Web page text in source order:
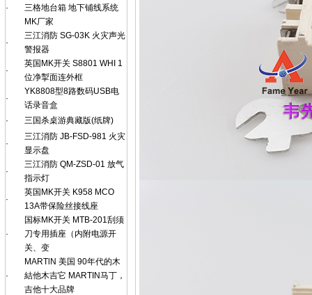
·
三格地台箱 地下铺线系统
MK厂家
·
三江消防 SG-03K 火灾声光
警报器
·
英国MK开关 S8801 WHI 1
位净掣面连外框
·
YK8808型8路数码USB电
话录音盒
·
三国杀桌游典藏版(纸牌)
·
三江消防 JB-FSD-981 火灾
显示盘
·
三江消防 QM-ZSD-01 放气
指示灯
·
英国MK开关 K958 MCO
13A带保险丝接线座
·
国标MK开关 MTB-201刮须
刀专用插座（内附电源开
关、变
·
MARTlN 美国 90年代的木
結他木吉它 MARTIN马丁，
吉他十大品牌